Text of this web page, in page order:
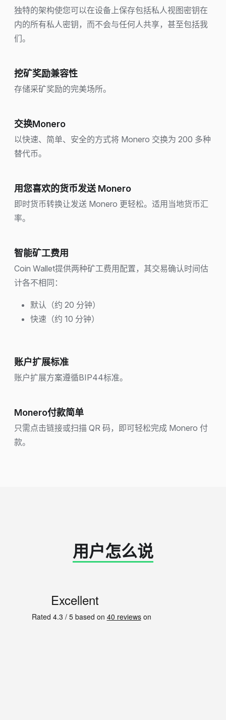
独特的架构使您可以在设备上保存包括私人视图密钥在
内的所有私人密钥，而不会与任何人共享，甚至包括我
们。
挖矿奖励兼容性
存储采矿奖励的完美场所。
交换Monero
以快速、简单、安全的方式将 Monero 交换为 200 多种
替代币。
用您喜欢的货币发送 Monero
即时货币转换让发送 Monero 更轻松。适用当地货币汇
率。
智能矿工费用
Coin Wallet提供两种矿工费用配置，其交易确认时间估
计各不相同：
默认（约 20 分钟）
快速（约 10 分钟）
账户扩展标准
账户扩展方案遵循BIP44标准。
Monero付款简单
只需点击链接或扫描 QR 码，即可轻松完成 Monero 付
款。
用户怎么说